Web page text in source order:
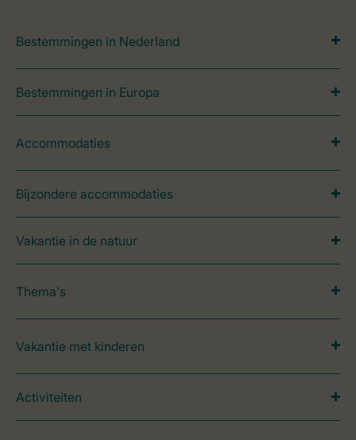
Bestemmingen in Nederland
Bestemmingen in Europa
Accommodaties
Bijzondere accommodaties
Vakantie in de natuur
Thema's
Vakantie met kinderen
Activiteiten